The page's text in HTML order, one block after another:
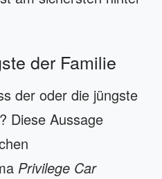
der Familie
der oder die jüngste
Diese Aussage
Privilege Car